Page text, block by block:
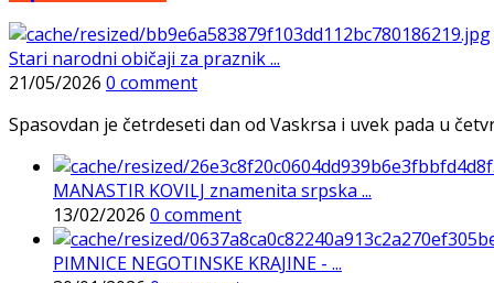
Stari narodni običaji za praznik ...
21/05/2026 0 comment
Spasovdan je četrdeseti dan od Vaskrsa i uvek pada u
MANASTIR KOVILJ znamenita srpska ...
13/02/2026 0 comment
PIMNICE NEGOTINSKE KRAJINE - ...